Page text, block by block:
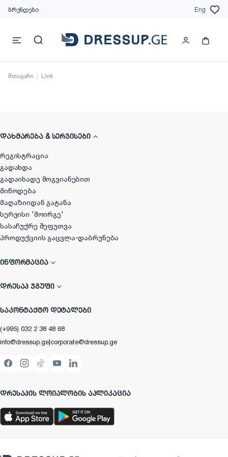
ბრენდები Eng
მთავარი Live
ᲓᲐᲮᲛᲐᲠᲔᲑᲐ & ᲡᲔᲠᲕᲘᲡᲔᲑᲘ
რეგისტრაცია
გადახდა
გადაიხადე მოგვიანებით
მიწოდება
მაღაზიიდან გატანა
სერვისი 'მოირგე'
სასაჩუქრე შეფუთვა
პროდუქციის გაცვლა-დაბრუნება
ᲘᲜᲤᲝᲠᲛᲐᲪᲘᲐ
ᲓᲠᲔᲡᲐᲞ ᲯᲒᲣᲤᲘ
ᲡᲐᲙᲝᲜᲢᲐᲥᲢᲝ ᲓᲔᲢᲐᲚᲔᲑᲘ
(+995) 032 2 38 48 68
info@dressup.ge|corporate@dressup.ge
ᲓᲠᲔᲡᲐᲞᲘᲡ ᲚᲝᲘᲐᲚᲝᲑᲘᲡ ᲐᲞᲚᲘᲙᲐᲪᲘᲐ